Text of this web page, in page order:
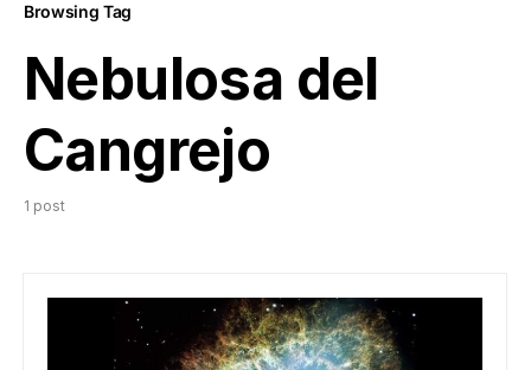
Browsing Tag
Nebulosa del
Cangrejo
1 post